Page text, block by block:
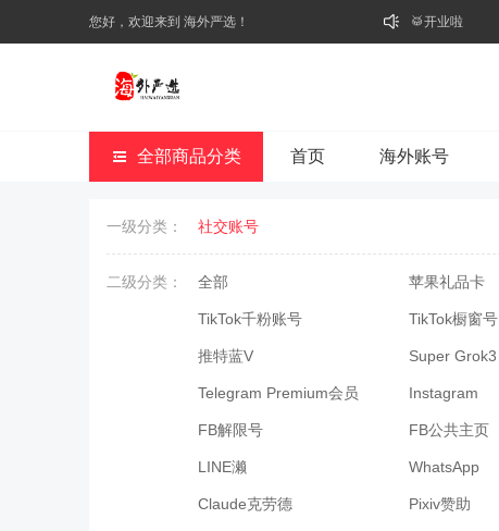
您好，欢迎来到 海外严选！ 🥁开业啦
全部商品分类 首页 海外账号
一级分类： 社交账号
二级分类： 全部 苹果礼品卡
TikTok千粉账号 TikTok橱窗号
推特蓝V Super Grok3
Telegram Premium会员 Instagram
FB解限号 FB公共主页
LINE濑 WhatsApp
Claude克劳德 Pixiv赞助